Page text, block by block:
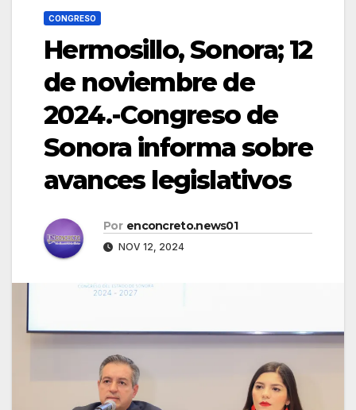
CONGRESO
Hermosillo, Sonora; 12
de noviembre de
2024.-Congreso de
Sonora informa sobre
avances legislativos
Por enconcreto.news01
NOV 12, 2024